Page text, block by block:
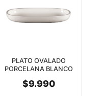
PLATO OVALADO
PORCELANA BLANCO
$9.990